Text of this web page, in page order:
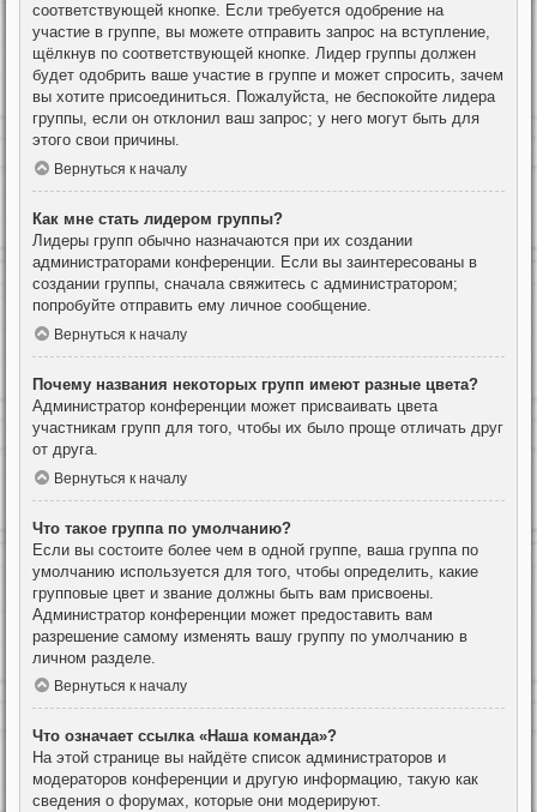
соответствующей кнопке. Если требуется одобрение на
участие в группе, вы можете отправить запрос на вступление,
щёлкнув по соответствующей кнопке. Лидер группы должен
будет одобрить ваше участие в группе и может спросить, зачем
вы хотите присоединиться. Пожалуйста, не беспокойте лидера
группы, если он отклонил ваш запрос; у него могут быть для
этого свои причины.
Вернуться к началу
Как мне стать лидером группы?
Лидеры групп обычно назначаются при их создании
администраторами конференции. Если вы заинтересованы в
создании группы, сначала свяжитесь с администратором;
попробуйте отправить ему личное сообщение.
Вернуться к началу
Почему названия некоторых групп имеют разные цвета?
Администратор конференции может присваивать цвета
участникам групп для того, чтобы их было проще отличать друг
от друга.
Вернуться к началу
Что такое группа по умолчанию?
Если вы состоите более чем в одной группе, ваша группа по
умолчанию используется для того, чтобы определить, какие
групповые цвет и звание должны быть вам присвоены.
Администратор конференции может предоставить вам
разрешение самому изменять вашу группу по умолчанию в
личном разделе.
Вернуться к началу
Что означает ссылка «Наша команда»?
На этой странице вы найдёте список администраторов и
модераторов конференции и другую информацию, такую как
сведения о форумах, которые они модерируют.